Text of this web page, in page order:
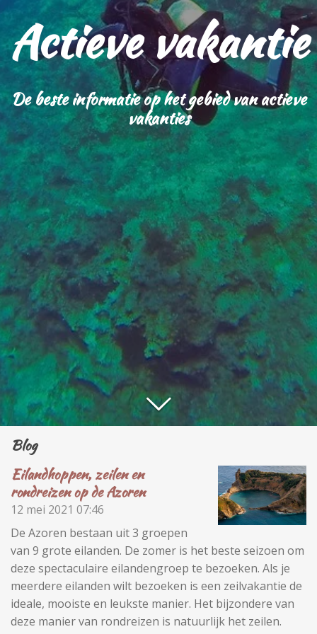
Actieve vakantie
De beste informatie op het gebied van actieve
vakanties
Blog
Eilandhoppen, zeilen en
rondreizen op de Azoren
12 mei 2021 07:46
De Azoren bestaan uit 3 groepen
van 9 grote eilanden. De zomer is het beste seizoen om
deze spectaculaire eilandengroep te bezoeken. Als je
meerdere eilanden wilt bezoeken is een zeilvakantie de
ideale, mooiste en leukste manier. Het bijzondere van
deze manier van rondreizen is natuurlijk het zeilen.